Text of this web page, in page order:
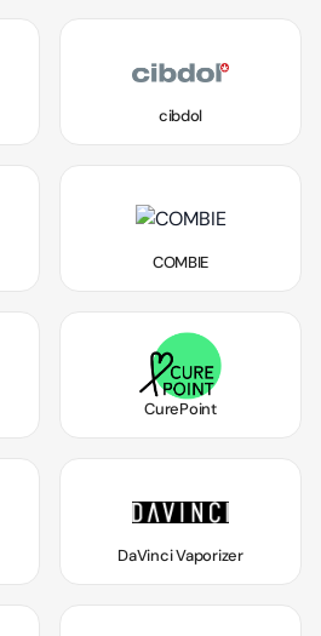
cibdol
COMBIE
CurePoint
DaVinci Vaporizer